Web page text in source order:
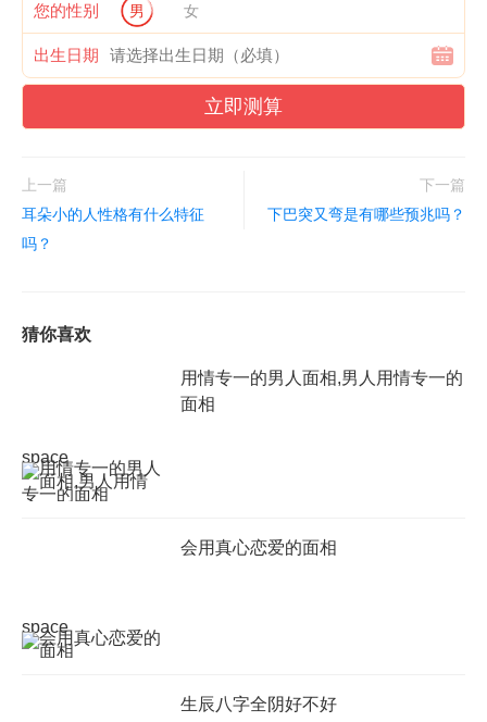
您的性别 男 女
出生日期
立即测算
上一篇
耳朵小的人性格有什么特征
吗？
下一篇
下巴突又弯是有哪些预兆吗？
猜你喜欢
space
用情专一的男人面相,男人用情专一的
面相
space
会用真心恋爱的面相
生辰八字全阴好不好